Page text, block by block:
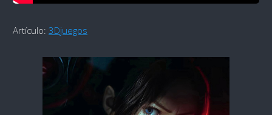
Artículo: 3Djuegos